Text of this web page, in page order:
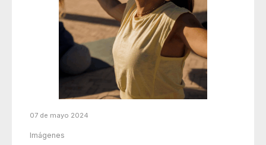
07 de mayo 2024
Imágenes